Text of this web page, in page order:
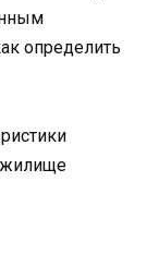
определить